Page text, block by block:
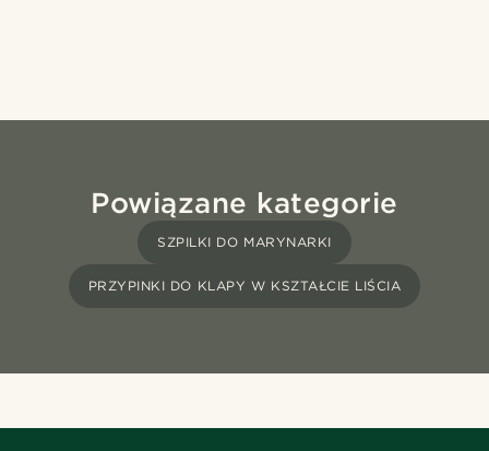
Powiązane kategorie
SZPILKI DO MARYNARKI
PRZYPINKI DO KLAPY W KSZTAŁCIE LIŚCIA